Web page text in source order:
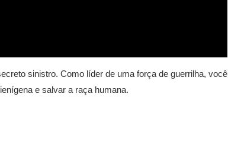
sinistro. Como líder de uma força de guerrilha, você
e salvar a raça humana.